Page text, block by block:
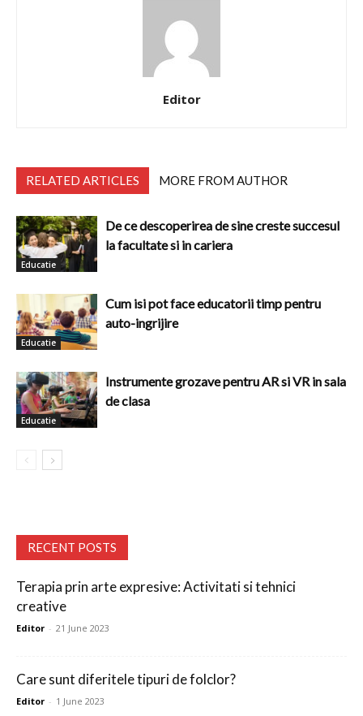
Editor
RELATED ARTICLES MORE FROM AUTHOR
Educatie
De ce descoperirea de sine creste succesul
la facultate si in cariera
Educatie
Cum isi pot face educatorii timp pentru
auto-ingrijire
Educatie
Instrumente grozave pentru AR si VR in sala
de clasa
RECENT POSTS
Terapia prin arte expresive: Activitati si tehnici
creative
Editor - 21 June 2023
Care sunt diferitele tipuri de folclor?
Editor - 1 June 2023